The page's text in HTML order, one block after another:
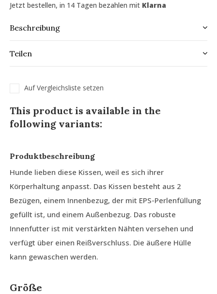
Jetzt bestellen, in 14 Tagen bezahlen mit Klarna
Beschreibung
Teilen
Auf Vergleichsliste setzen
This product is available in the
following variants:
Produktbeschreibung
Hunde lieben diese Kissen, weil es sich ihrer
Körperhaltung anpasst. Das Kissen besteht aus 2
Bezügen, einem Innenbezug, der mit EPS-Perlenfüllung
gefüllt ist, und einem Außenbezug. Das robuste
Innenfutter ist mit verstärkten Nähten versehen und
verfügt über einen Reißverschluss. Die äußere Hülle
kann gewaschen werden.
Größe